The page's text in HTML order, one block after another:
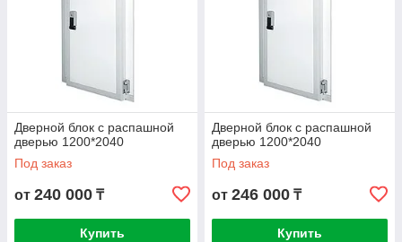
Дверной блок с распашной
дверью 1200*2040
Под заказ
от 240 000 ₸
Купить
Дверной блок с распашной
дверью 1200*2040
Под заказ
от 246 000 ₸
Купить